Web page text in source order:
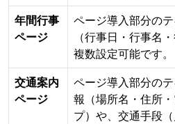
年間行事
ページ
ページ導入部分の
（行事日・行事名
複数設定可能です。
交通案内
ページ
ページ導入部分の
報（場所名・住所
プ）や、交通手段